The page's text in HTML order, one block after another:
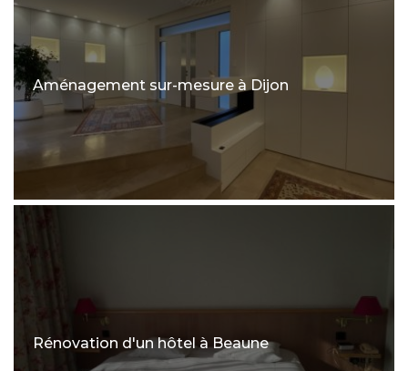
Aménagement sur-mesure à Dijon
Rénovation d'un hôtel à Beaune